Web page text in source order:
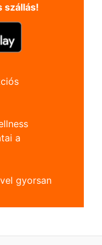
szállás!
a
gyorsan